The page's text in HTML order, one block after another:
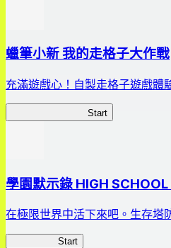
蠟筆小新 我的走格子大作戰
充滿遊戲心！自製走格子遊戲體
Start
學園默示錄 HIGH
在極限世界中活下來吧。生存塔
Start